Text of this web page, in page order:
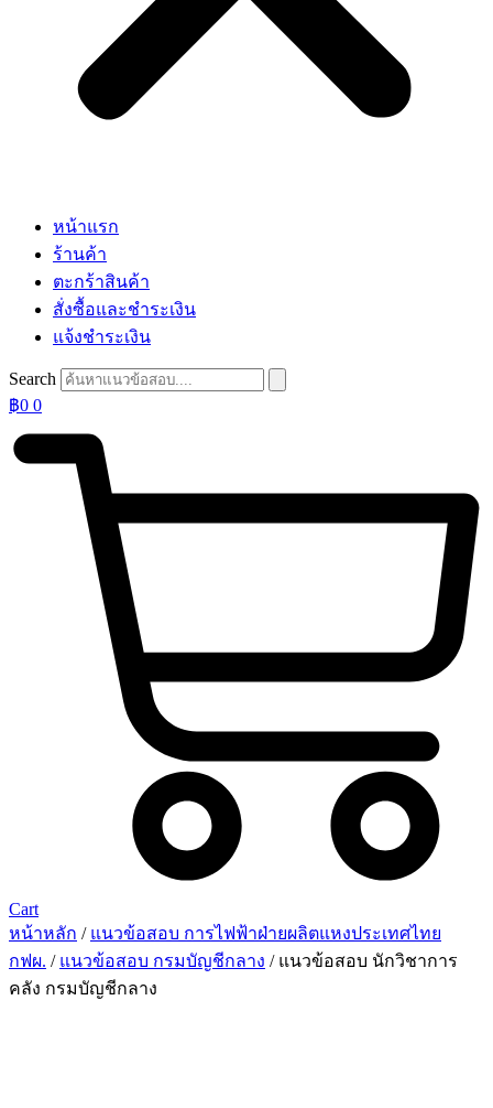
หน้าแรก
ร้านค้า
ตะกร้าสินค้า
สั่งซื้อและชำระเงิน
แจ้งชำระเงิน
Search
฿0 0
Cart
หน้าหลัก / แนวข้อสอบ การไฟฟ้าฝ่ายผลิตแหงประเทศไทย
กฟผ. / แนวข้อสอบ กรมบัญชีกลาง / แนวข้อสอบ นักวิชาการ
คลัง กรมบัญชีกลาง